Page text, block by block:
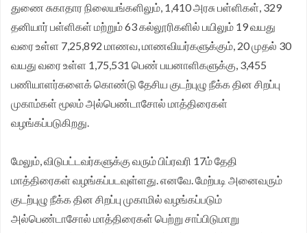
துணை சுகாதார நிலையங்களிலும், 1,410 அரசு பள்ளிகள், 329
தனியார் பள்ளிகள் மற்றும் 63 கல்லூரிகளில் பயிலும் 19 வயது
வரை உள்ள 7,25,892 மாணவ, மாணவியர்களுக்கும், 20 முதல் 30
வயது வரை உள்ள 1,75,531 பெண் பயனாளிகளுக்கு, 3,455
பணியாளர்களைக் கொண்டு தேசிய குடற்புழு நீக்க தின சிறப்பு
முகாம்கள் மூலம் அல்பெண்டாசோல் மாத்திரைகள்
வழங்கப்படுகிறது.
மேலும், விடுபட்டவர்களுக்கு வரும் பிப்ரவரி 17ம் தேதி
மாத்திரைகள் வழங்கப்படவுள்ளது. எனவே. மேற்படி அனைவரும்
குடற்புழு நீக்க தின சிறப்பு முகாமில் வழங்கப்படும்
அல்பெண்டாசோல் மாத்திரைகள் பெற்று சாப்பிடுமாறு